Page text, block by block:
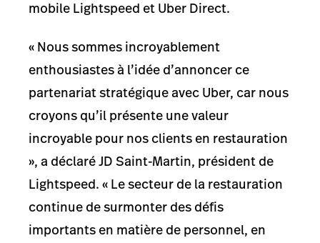
mobile Lightspeed et Uber Direct.
« Nous sommes incroyablement
enthousiastes à l’idée d’annoncer ce
partenariat stratégique avec Uber, car nous
croyons qu’il présente une valeur
incroyable pour nos clients en restauration
», a déclaré JD Saint-Martin, président de
Lightspeed. « Le secteur de la restauration
continue de surmonter des défis
importants en matière de personnel, en